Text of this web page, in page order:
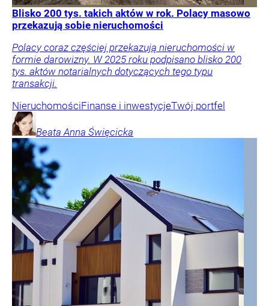
Blisko 200 tys. takich aktów w rok. Polacy masowo
przekazują sobie nieruchomości
Polacy coraz częściej przekazują nieruchomości w
formie darowizny. W 2025 roku podpisano blisko 200
tys. aktów notarialnych dotyczących tego typu
transakcji.
NieruchomościFinanse i inwestycjeTwój portfel
Beata Anna Święcicka